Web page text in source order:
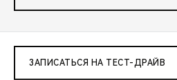
ЗАПИСАТЬСЯ НА ТЕСТ-ДРАЙВ